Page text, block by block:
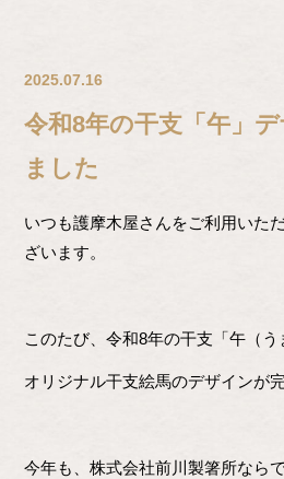
2025.07.16
令和8年の干支「午」
ました
いつも護摩木屋さんをご利用いた
ざいます。
このたび、令和8年の干支「午（
オリジナル干支絵馬のデザインが
今年も、株式会社前川製箸所なら